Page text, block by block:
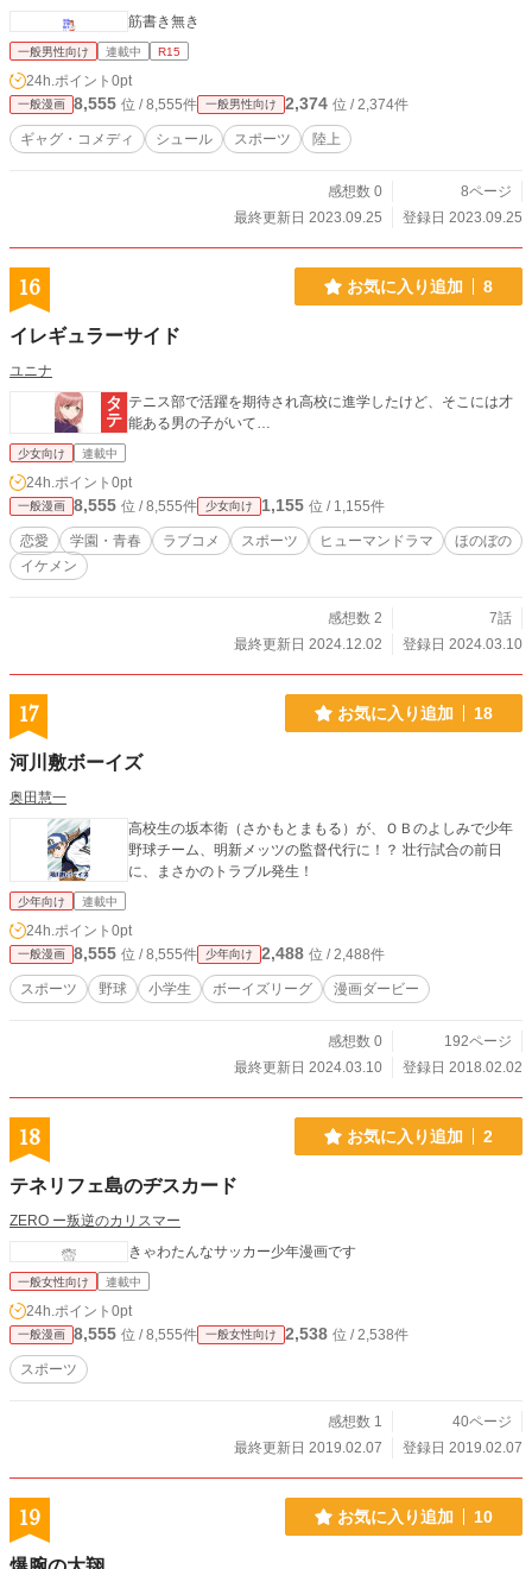
筋書き無き
一般男性向け 連載中 R15
24h.ポイント 0pt
一般漫画 8,555 位 / 8,555件 一般男性向け 2,374 位 / 2,374件
ギャグ・コメディ シュール スポーツ 陸上
感想数 0
8ページ
最終更新日 2023.09.25
登録日 2023.09.25
16 お気に入り追加 8
イレギュラーサイド
ユニナ
テニス部で活躍を期待され高校に進学したけど、そこには才
能ある男の子がいて…
少女向け 連載中
24h.ポイント 0pt
一般漫画 8,555 位 / 8,555件 少女向け 1,155 位 / 1,155件
恋愛 学園・青春 ラブコメ スポーツ ヒューマンドラマ
ほのぼの
イケメン
感想数 2
7話
最終更新日 2024.12.02
登録日 2024.03.10
17 お気に入り追加 18
河川敷ボーイズ
奥田慧一
高校生の坂本衛（さかもとまもる）が、ＯＢのよしみで少年
野球チーム、明新メッツの監督代行に！？ 壮行試合の前日
に、まさかのトラブル発生！
少年向け 連載中
24h.ポイント 0pt
一般漫画 8,555 位 / 8,555件 少年向け 2,488 位 / 2,488件
スポーツ 野球 小学生 ボーイズリーグ 漫画ダービー
感想数 0
192ページ
最終更新日 2024.03.10
登録日 2018.02.02
18 お気に入り追加 2
テネリフェ島のヂスカード
ZERO ー叛逆のカリスマー
きゃわたんなサッカー少年漫画です
一般女性向け 連載中
24h.ポイント 0pt
一般漫画 8,555 位 / 8,555件 一般女性向け 2,538 位 / 2,538件
スポーツ
感想数 1
40ページ
最終更新日 2019.02.07
登録日 2019.02.07
19 お気に入り追加 10